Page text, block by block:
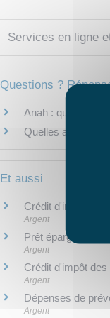
Services en ligne
Questions ?
Anah : qu'est-ce
Quelles aides
Et aussi
Crédit d'impôt
Argent
Prêt épargne
Argent
Crédit d'impôt
Argent
Dépenses de
Argent